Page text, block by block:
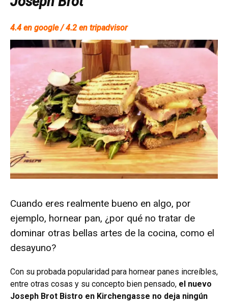
4.4 en google / 4.2 en tripadvisor
Cuando eres realmente bueno en algo, por
ejemplo, hornear pan, ¿por qué no tratar de
dominar otras bellas artes de la cocina, como el
desayuno?
Con su probada popularidad para hornear panes increíbles,
entre otras cosas y su concepto bien pensado, el nuevo
Joseph Brot Bistro en Kirchengasse no deja ningún